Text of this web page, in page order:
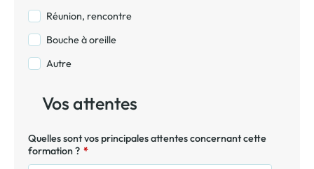
Réunion, rencontre
Bouche à oreille
Autre
Vos attentes
Quelles sont vos principales attentes concernant cette
formation ? *